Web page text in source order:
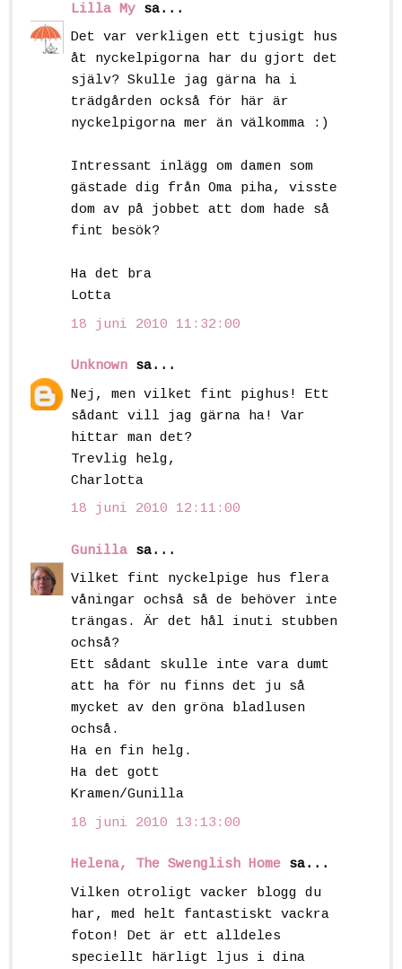
Lilla My sa...
Det var verkligen ett tjusigt hus
åt nyckelpigorna har du gjort det
själv? Skulle jag gärna ha i
trädgården också för här är
nyckelpigorna mer än välkomma :)
Intressant inlägg om damen som
gästade dig från Oma piha, visste
dom av på jobbet att dom hade så
fint besök?
Ha det bra
Lotta
18 juni 2010 11:32:00
Unknown sa...
Nej, men vilket fint pighus! Ett
sådant vill jag gärna ha! Var
hittar man det?
Trevlig helg,
Charlotta
18 juni 2010 12:11:00
Gunilla sa...
Vilket fint nyckelpige hus flera
våningar ochså så de behöver inte
trängas. Är det hål inuti stubben
ochså?
Ett sådant skulle inte vara dumt
att ha för nu finns det ju så
mycket av den gröna bladlusen
ochså.
Ha en fin helg.
Ha det gott
Kramen/Gunilla
18 juni 2010 13:13:00
Helena, The Swenglish Home sa...
Vilken otroligt vacker blogg du
har, med helt fantastiskt vackra
foton! Det är ett alldeles
speciellt härligt ljus i dina